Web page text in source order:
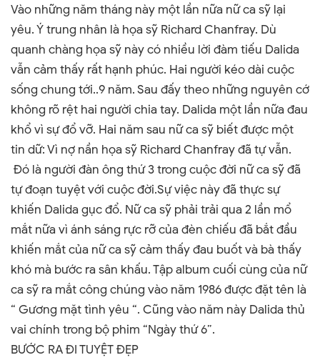
Vào những năm tháng này một lần nữa nữ ca sỹ lại
yêu. Ý trung nhân là họa sỹ Richard Chanfray. Dù
quanh chàng họa sỹ này có nhiều lời đàm tiếu Dalida
vẫn cảm thấy rất hạnh phúc. Hai người kéo dài cuộc
sống chung tới..9 năm. Sau đấy theo những nguyên cớ
không rõ rệt hai người chia tay. Dalida một lần nữa đau
khổ vì sự đổ vỡ. Hai năm sau nữ ca sỹ biết được một
tin dữ: Vì nợ nần họa sỹ Richard Chanfray đã tự vẫn.
Đó là người đàn ông thứ 3 trong cuộc đời nữ ca sỹ đã
tự đoạn tuyệt với cuộc đời.Sự việc này đã thực sự
khiến Dalida gục đổ. Nữ ca sỹ phải trải qua 2 lần mổ
mắt nữa vì ánh sáng rực rỡ của đèn chiếu đã bắt đầu
khiến mắt của nữ ca sỹ cảm thấy đau buốt và bà thấy
khó mà bước ra sân khấu. Tập album cuối cùng của nữ
ca sỹ ra mắt công chúng vào năm 1986 được đặt tên là
“ Gương mặt tình yêu “. Cũng vào năm này Dalida thủ
vai chính trong bộ phim “Ngày thứ 6”.
BƯỚC RA ĐI TUYỆT ĐẸP